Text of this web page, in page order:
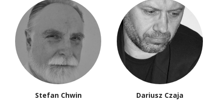
Stefan Chwin Dariusz Czaja